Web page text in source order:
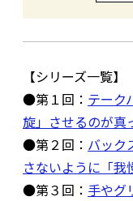
【シリーズ一覧】
●第１回： テーク
旋」させるのが真
●第２回： バック
さないように「我
●第３回： 手やグ